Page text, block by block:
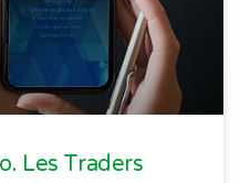
Les Traders